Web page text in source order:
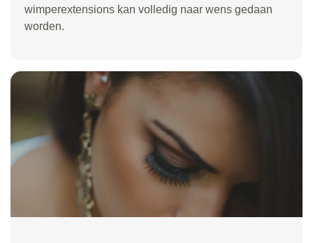
wimperextensions kan volledig naar wens gedaan
worden.